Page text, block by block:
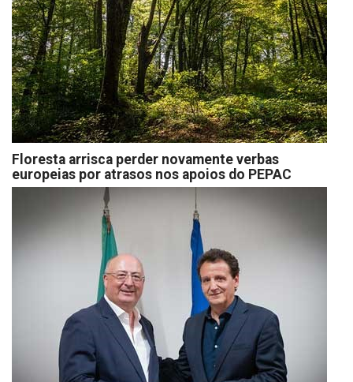
Floresta arrisca perder novamente verbas
europeias por atrasos nos apoios do PEPAC